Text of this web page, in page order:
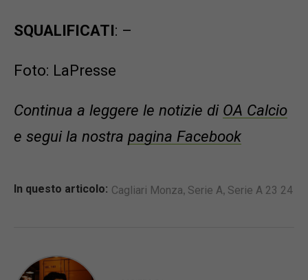
SQUALIFICATI: –
Foto: LaPresse
Continua a leggere le notizie di OA Calcio
e segui la nostra pagina Facebook
In questo articolo: Cagliari Monza, Serie A, Serie A 23 24